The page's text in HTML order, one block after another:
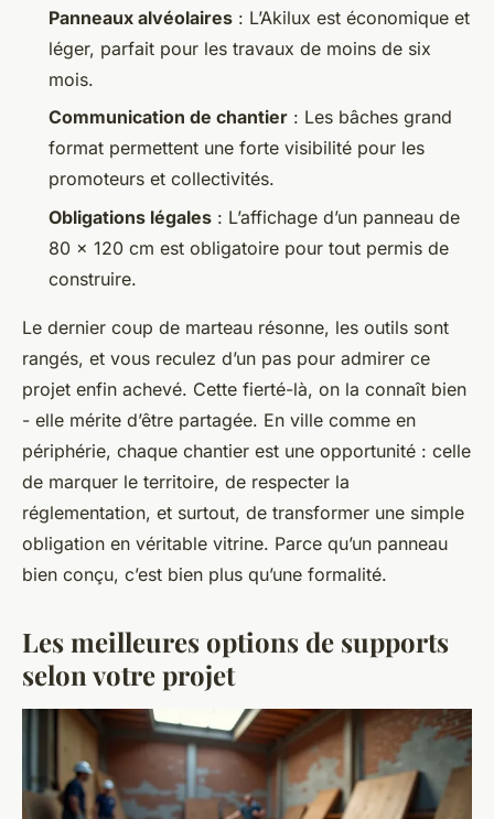
Panneaux alvéolaires : L’Akilux est économique et
léger, parfait pour les travaux de moins de six
mois.
Communication de chantier : Les bâches grand
format permettent une forte visibilité pour les
promoteurs et collectivités.
Obligations légales : L’affichage d’un panneau de
80 × 120 cm est obligatoire pour tout permis de
construire.
Le dernier coup de marteau résonne, les outils sont
rangés, et vous reculez d’un pas pour admirer ce
projet enfin achevé. Cette fierté-là, on la connaît bien
- elle mérite d’être partagée. En ville comme en
périphérie, chaque chantier est une opportunité : celle
de marquer le territoire, de respecter la
réglementation, et surtout, de transformer une simple
obligation en véritable vitrine. Parce qu’un panneau
bien conçu, c’est bien plus qu’une formalité.
Les meilleures options de supports
selon votre projet